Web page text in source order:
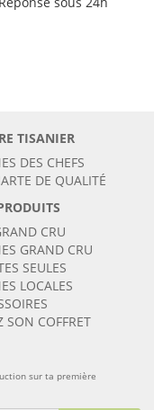
TISANIER
DES CHEFS
DE QUALITÉ
CRU
GRAND CRU
SEULES
LOCALES
SON COFFRET
sur ta première